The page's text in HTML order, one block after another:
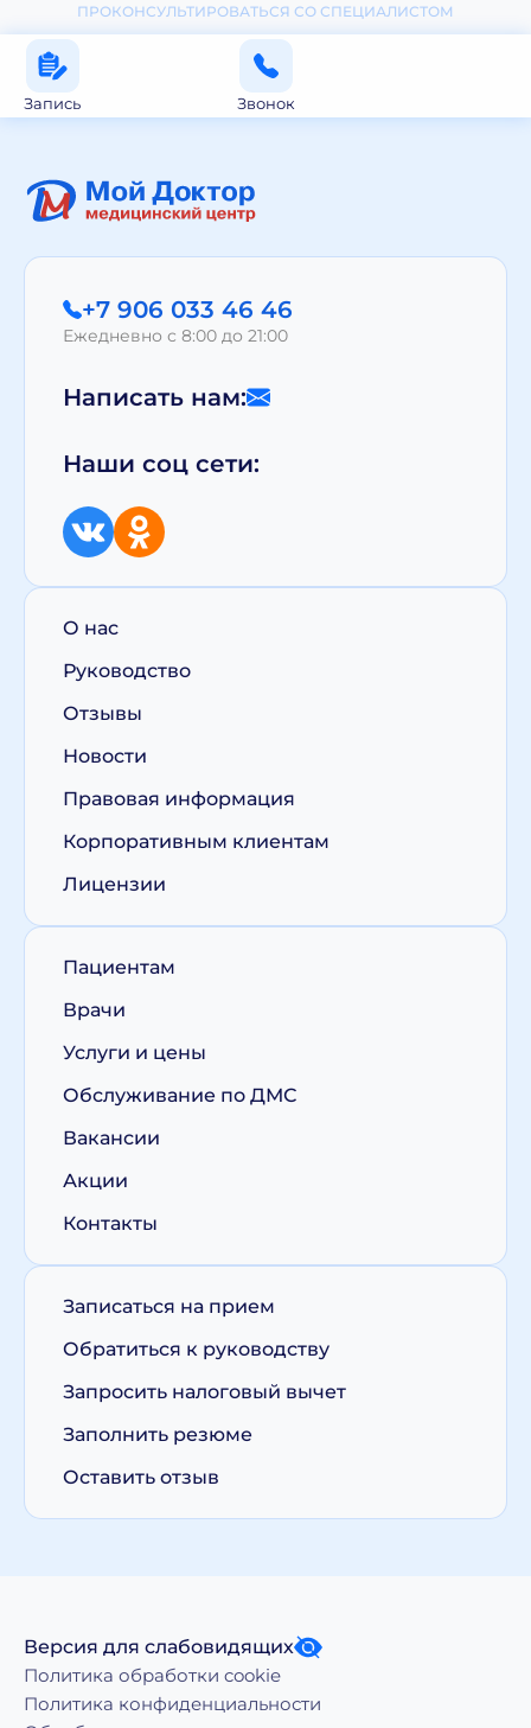
ПРОКОНСУЛЬТИРОВАТЬСЯ СО СПЕЦИАЛИСТОМ
Запись Звонок
+7 906 033 46 46
Ежедневно с 8:00 до 21:00
Написать нам:
Наши соц сети:
О нас
Руководство
Отзывы
Новости
Правовая информация
Корпоративным клиентам
Лицензии
Пациентам
Врачи
Услуги и цены
Обслуживание по ДМС
Вакансии
Акции
Контакты
Записаться на прием
Обратиться к руководству
Запросить налоговый вычет
Заполнить резюме
Оставить отзыв
Версия для слабовидящих
Политика обработки cookie
Политика конфиденциальности